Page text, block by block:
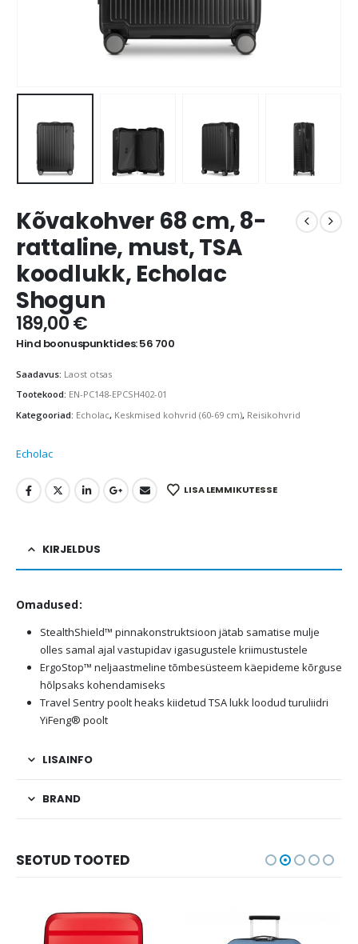
Kõvakohver 68 cm, 8-
rattaline, must, TSA
koodlukk, Echolac
Shogun
189,00€
Hind boonuspunktides: 56 700
Saadavus: Laost otsas
Tootekood: EN-PC148-EPCSH402-01
Kategooriad: Echolac, Keskmised kohvrid (60-69 cm), Reisikohvrid
Echolac
LISA LEMMIKUTESSE
KIRJELDUS
Omadused:
StealthShield™ pinnakonstruktsioon jätab samatise mulje
olles samal ajal vastupidav igasugustele kriimustustele
ErgoStop™ neljaastmeline tõmbesüsteem käepideme kõrguse
hõlpsaks kohendamiseks
Travel Sentry poolt heaks kiidetud TSA lukk loodud turuliidri
YiFeng® poolt
LISAINFO
BRAND
SEOTUD TOOTED